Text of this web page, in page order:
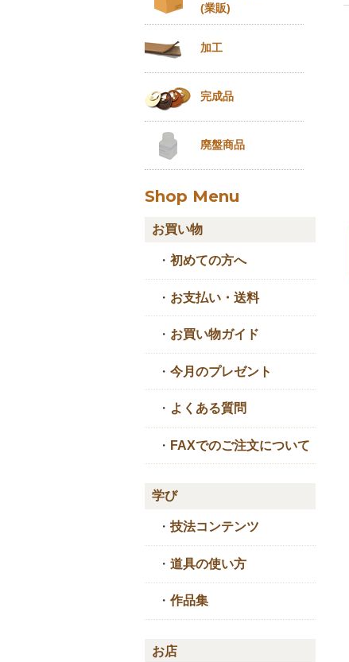
(業販)
加工
完成品
廃盤商品
Shop Menu
お買い物
・ 初めての方へ
・ お支払い・送料
・ お買い物ガイド
・ 今月のプレゼント
・ よくある質問
・ FAXでのご注文について
学び
・ 技法コンテンツ
・ 道具の使い方
・ 作品集
お店